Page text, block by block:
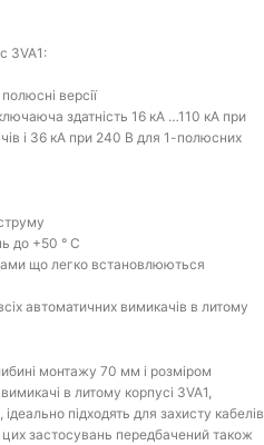
3VA1:
версії
здатність 16 кА …110 кА при
і 36 кА при 240 В для 1-полюсних
до +50 ° C
що легко встановлюються
автоматичних вимикачів в литому
монтажу 70 мм і розміром
в литому корпусі 3VA1,
підходять для захисту кабелів
цих застосувань передбачений також